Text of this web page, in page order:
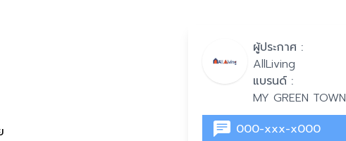
ผู้ประกาศ :
AllLiving
แบรนด์ :
MY GREEN TOWN
000-xxx-x000